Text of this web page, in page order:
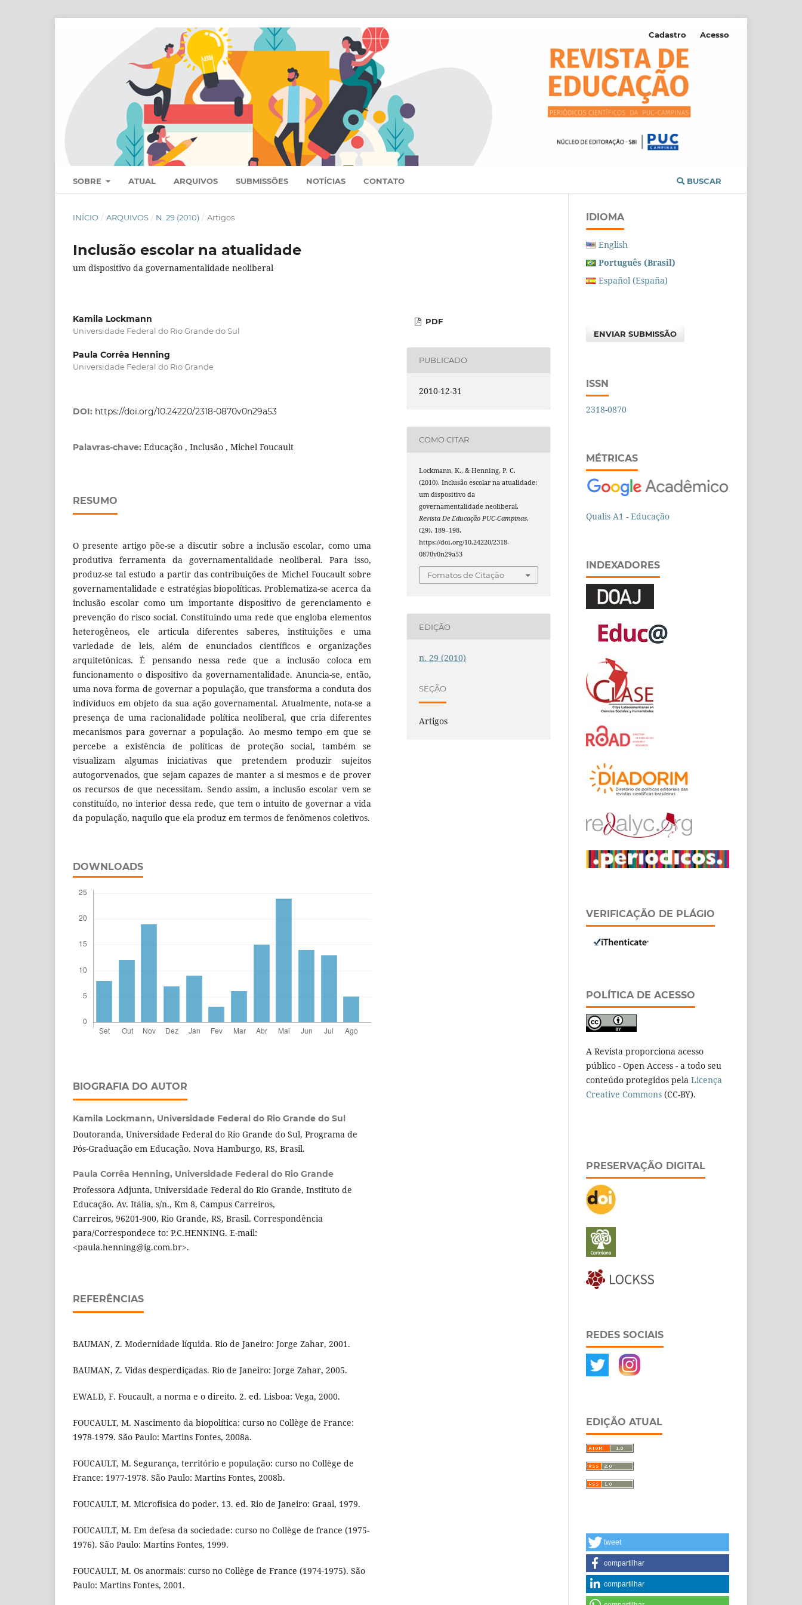
SOBRE ATUAL ARQUIVOS SUBMISSÕES NOTÍCIAS CONTATO BUSCAR
Cadastro Acesso
INÍCIO / ARQUIVOS / N. 29 (2010) / Artigos
Inclusão escolar na atualidade
um dispositivo da governamentalidade neoliberal
Kamila Lockmann
Universidade Federal do Rio Grande do Sul
Paula Corrêa Henning
Universidade Federal do Rio Grande
DOI: https://doi.org/10.24220/2318-0870v0n29a53
Palavras-chave: Educação , Inclusão , Michel Foucault
RESUMO
O presente artigo põe-se a discutir sobre a inclusão escolar, como uma
produtiva ferramenta da governamentalidade neoliberal. Para isso,
produz-se tal estudo a partir das contribuições de Michel Foucault sobre
governamentalidade e estratégias biopolíticas. Problematiza-se acerca da
inclusão escolar como um importante dispositivo de gerenciamento e
prevenção do risco social. Constituindo uma rede que engloba elementos
heterogêneos, ele articula diferentes saberes, instituições e uma
variedade de leis, além de enunciados científicos e organizações
arquitetônicas. É pensando nessa rede que a inclusão coloca em
funcionamento o dispositivo da governamentalidade. Anuncia-se, então,
uma nova forma de governar a população, que transforma a conduta dos
indivíduos em objeto da sua ação governamental. Atualmente, nota-se a
presença de uma racionalidade política neoliberal, que cria diferentes
mecanismos para governar a população. Ao mesmo tempo em que se
percebe a existência de políticas de proteção social, também se
visualizam algumas iniciativas que pretendem produzir sujeitos
autogorvenados, que sejam capazes de manter a si mesmos e de prover
os recursos de que necessitam. Sendo assim, a inclusão escolar vem se
constituído, no interior dessa rede, que tem o intuito de governar a vida
da população, naquilo que ela produz em termos de fenômenos coletivos.
DOWNLOADS
BIOGRAFIA DO AUTOR
Kamila Lockmann, Universidade Federal do Rio Grande do Sul
Doutoranda, Universidade Federal do Rio Grande do Sul, Programa de
Pós-Graduação em Educação. Nova Hamburgo, RS, Brasil.
Paula Corrêa Henning, Universidade Federal do Rio Grande
Professora Adjunta, Universidade Federal do Rio Grande, Instituto de
Educação. Av. Itália, s/n., Km 8, Campus Carreiros,
Carreiros, 96201-900, Rio Grande, RS, Brasil. Correspondência
para/Correspondece to: P.C.HENNING. E-mail:
<paula.henning@ig.com.br>.
REFERÊNCIAS
BAUMAN, Z. Modernidade líquida. Rio de Janeiro: Jorge Zahar, 2001.
BAUMAN, Z. Vidas desperdiçadas. Rio de Janeiro: Jorge Zahar, 2005.
EWALD, F. Foucault, a norma e o direito. 2. ed. Lisboa: Vega, 2000.
FOUCAULT, M. Nascimento da biopolítica: curso no Collège de France:
1978-1979. São Paulo: Martins Fontes, 2008a.
FOUCAULT, M. Segurança, território e população: curso no Collège de
France: 1977-1978. São Paulo: Martins Fontes, 2008b.
FOUCAULT, M. Microfísica do poder. 13. ed. Rio de Janeiro: Graal, 1979.
FOUCAULT, M. Em defesa da sociedade: curso no Collège de france (1975-
1976). São Paulo: Martins Fontes, 1999.
FOUCAULT, M. Os anormais: curso no Collège de France (1974-1975). São
Paulo: Martins Fontes, 2001.
PDF
PUBLICADO
2010-12-31
COMO CITAR
Lockmann, K., & Henning, P. C.
(2010). Inclusão escolar na atualidade:
um dispositivo da
governamentalidade neoliberal.
Revista De Educação PUC-Campinas,
(29), 189–198.
https://doi.org/10.24220/2318-
0870v0n29a53
Fomatos de Citação
EDIÇÃO
n. 29 (2010)
SEÇÃO
Artigos
IDIOMA
English
Português (Brasil)
Español (España)
ENVIAR SUBMISSÃO
ISSN
2318-0870
MÉTRICAS
Qualis A1 - Educação
INDEXADORES
VERIFICAÇÃO DE PLÁGIO
POLÍTICA DE ACESSO
A Revista proporciona acesso
público - Open Access - a todo seu
conteúdo protegidos pela Licença
Creative Commons (CC-BY).
PRESERVAÇÃO DIGITAL
REDES SOCIAIS
EDIÇÃO ATUAL
tweet
compartilhar
compartilhar